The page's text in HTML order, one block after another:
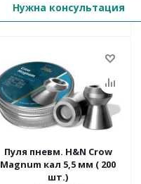
Нужна консультация
Пуля пневм. H&N Crow
Magnum кал 5,5 мм ( 200
шт.)